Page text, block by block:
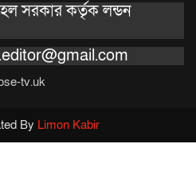
সরকার কর্তৃক লন্ডন
tv.uk
By Limon Kabir